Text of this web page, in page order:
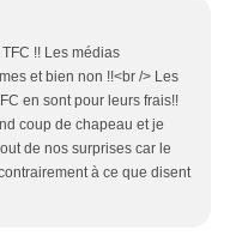
!! Les médias
et bien non !!<br /> Les
en sont pour leurs frais!!
coup de chapeau et je
de nos surprises car le
à ce que disent